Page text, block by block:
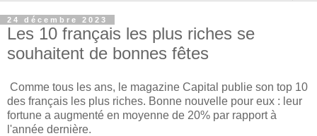
24 décembre 2023
Les 10 français les plus riches se
souhaitent de bonnes fêtes
Comme tous les ans, le magazine Capital publie son top 10
des français les plus riches. Bonne nouvelle pour eux : leur
fortune a augmenté en moyenne de 20% par rapport à
l'année dernière.